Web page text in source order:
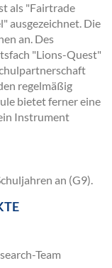
als "Fairtrade
ausgezeichnet. Die
an. Des
"Lions-Quest"
regelmäßig
bietet ferner eine
Instrument
an (G9).
Team